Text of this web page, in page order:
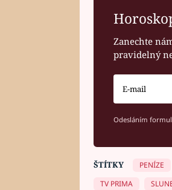
Zanechte
pravidelný
Odesláním
ŠTÍTKY PENÍZE
TV PRIMA